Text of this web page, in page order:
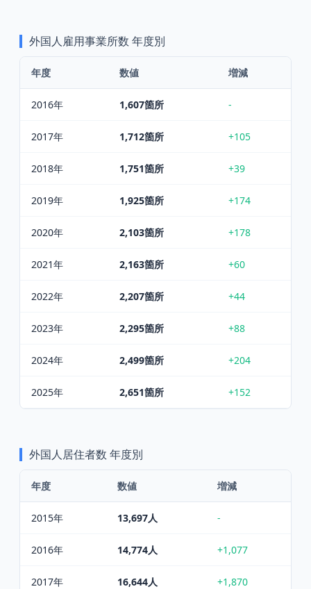
外国人雇用事業所数 年度別
年度 数値 増減
2016年 1,607箇所 -
2017年 1,712箇所 +105
2018年 1,751箇所 +39
2019年 1,925箇所 +174
2020年 2,103箇所 +178
2021年 2,163箇所 +60
2022年 2,207箇所 +44
2023年 2,295箇所 +88
2024年 2,499箇所 +204
2025年 2,651箇所 +152
外国人居住者数 年度別
年度 数値 増減
2015年 13,697人 -
2016年 14,774人 +1,077
2017年 16,644人 +1,870